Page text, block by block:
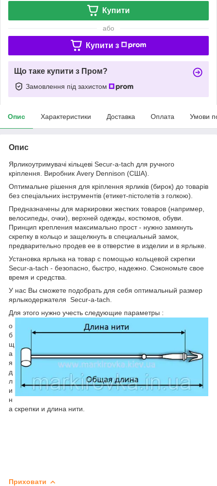
Купити
або
Купити з
Що таке купити з Пром?
Замовлення під захистом
Опис Характеристики Доставка Оплата Умови
Опис
Ярликоутримувачі кільцеві Secur-a-tach для ручного
кріплення. Виробник Avery Dennison (США).
Оптимальне рішення для кріплення ярликів (бирок) до товарів
без спеціальних інструментів (етикет-пістолетів з голкою).
Предназначены для маркировки жестких товаров (например,
велосипеды, очки), верхней одежды, костюмов, обуви.
Принцип крепления максимально прост - нужно замкнуть
скрепку в кольцо и защелкнуть в специальный замок,
предварительно продев ее в отверстие в изделии и в ярлыке.
Установка ярлыка на товар с помощью кольцевой скрепки
Secur-a-tach - безопасно, быстро, надежно. Сэкономьте свое
время и средства.
У нас Вы сможете подобрать для себя оптимальный размер
ярлыкодержателя Secur-a-tach.
Для этого нужно учесть следующие параметры :
о
б
щ
а
я
д
л
и
н
а скрепки и длина нити.
Приховати